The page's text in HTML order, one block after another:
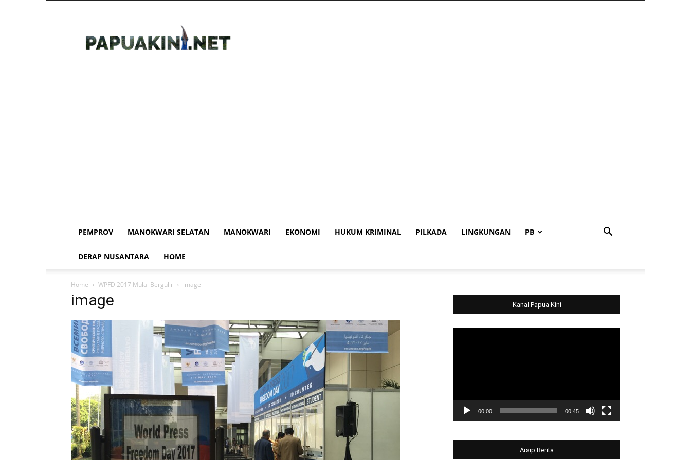
PEMPROV MANOKWARI SELATAN MANOKWARI EKONOMI HUKUM KRIMINAL PILKADA LINGKUNGAN PB
DERAP NUSANTARA HOME
Home WPFD 2017 Mulai Bergulir image
image Kanal Papua Kini
00:00 00:45
Arsip Berita